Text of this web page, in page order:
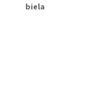
biela